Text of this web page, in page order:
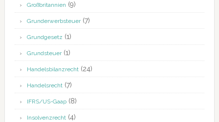
Großbritannien (9)
Grunderwerbsteuer(7)
Grundgesetz (1)
Grundsteuer(1)
Handelsbilanzrecht(24)
Handelsrecht(7)
IFRS/US-Gaap(8)
Insolvenzrecht(4)